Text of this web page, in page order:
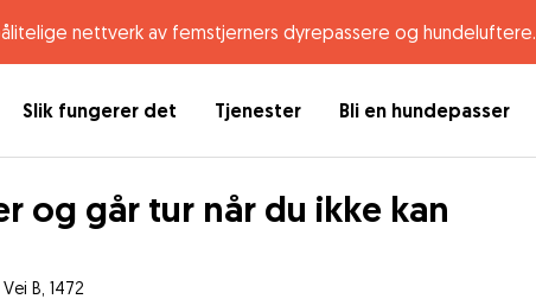
nettverk av femstjerners dyrepassere og hundeluftere.
Slik fungerer det Tjenester Bli en hundepasser
og går tur når du ikke kan
B, 1472